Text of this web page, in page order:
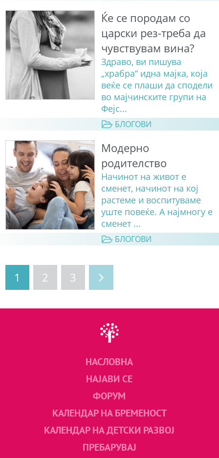
Ќе се породам со
царски рез-треба да
чувствувам вина?
Здраво, ви пишува
„храбра“ идна мајка, која
веќе се плаши да сподели
во мајчинските групи на
Фејс...
БЛОГОВИ
Модерно
родителство
Начинот на живот е
сменет, начинот на кој
растеме и воспитуваме
уште повеќе. А најмногу е
сменет ...
БЛОГОВИ
1 2 3
НАСЛОВНА
НАЈАВИ СЕ
ФОРУМ
КАЛЕНДАР НА БРЕМЕНОСТ
КАЛЕНДАР НА ДЕТСКИ РАЗВОЈ
ПРЕБАРУВАЈ